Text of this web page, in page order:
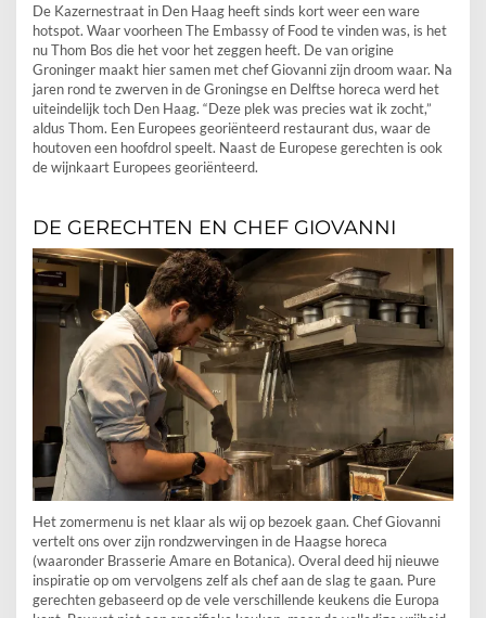
De Kazernestraat in Den Haag heeft sinds kort weer een ware
hotspot. Waar voorheen The Embassy of Food te vinden was, is het
nu Thom Bos die het voor het zeggen heeft. De van origine
Groninger maakt hier samen met chef Giovanni zijn droom waar. Na
jaren rond te zwerven in de Groningse en Delftse horeca werd het
uiteindelijk toch Den Haag. “Deze plek was precies wat ik zocht,”
aldus Thom. Een Europees georiënteerd restaurant dus, waar de
houtoven een hoofdrol speelt. Naast de Europese gerechten is ook
de wijnkaart Europees georiënteerd.
DE GERECHTEN EN CHEF GIOVANNI
Het zomermenu is net klaar als wij op bezoek gaan. Chef Giovanni
vertelt ons over zijn rondzwervingen in de Haagse horeca
(waaronder Brasserie Amare en Botanica). Overal deed hij nieuwe
inspiratie op om vervolgens zelf als chef aan de slag te gaan. Pure
gerechten gebaseerd op de vele verschillende keukens die Europa